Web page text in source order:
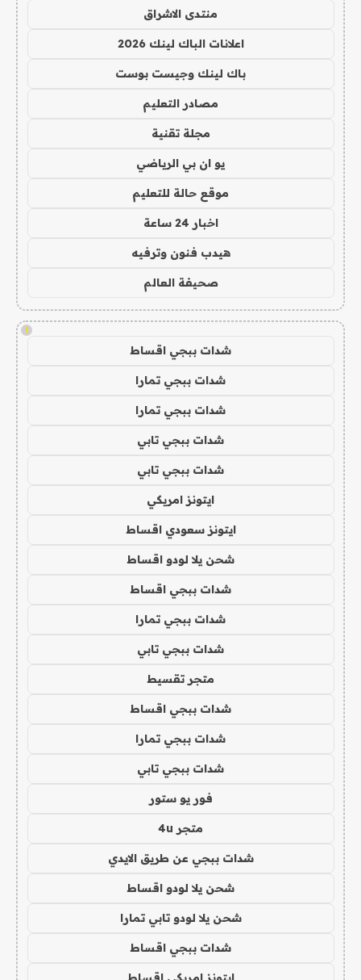
منتدى الاشراق
اعلانات الباك لينك 2026
باك لينك وجيست بوست
مصادر التعليم
مجلة تقنية
يو ان بي الرياضي
موقع حالة للتعليم
اخبار 24 ساعة
هيدب فنون وترفيه
صحيفة العالم
!
شدات ببجي اقساط
شدات ببجي تمارا
شدات ببجي تمارا
شدات ببجي تابي
شدات ببجي تابي
ايتونز امريكي
ايتونز سعودي اقساط
شحن يلا لودو اقساط
شدات ببجي اقساط
شدات ببجي تمارا
شدات ببجي تابي
متجر تقسيط
شدات ببجي اقساط
شدات ببجي تمارا
شدات ببجي تابي
فور يو ستور
متجر 4u
شدات ببجي عن طريق الايدي
شحن يلا لودو اقساط
شحن يلا لودو تابي تمارا
شدات ببجي اقساط